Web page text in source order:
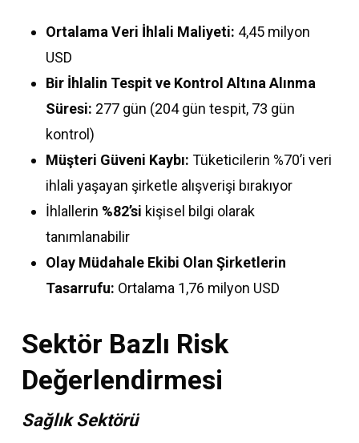
Ortalama Veri İhlali Maliyeti: 4,45 milyon
USD
Bir İhlalin Tespit ve Kontrol Altına Alınma
Süresi: 277 gün (204 gün tespit, 73 gün
kontrol)
Müşteri Güveni Kaybı: Tüketicilerin %70’i veri
ihlali yaşayan şirketle alışverişi bırakıyor
İhlallerin %82’si kişisel bilgi olarak
tanımlanabilir
Olay Müdahale Ekibi Olan Şirketlerin
Tasarrufu: Ortalama 1,76 milyon USD
Sektör Bazlı Risk
Değerlendirmesi
Sağlık Sektörü